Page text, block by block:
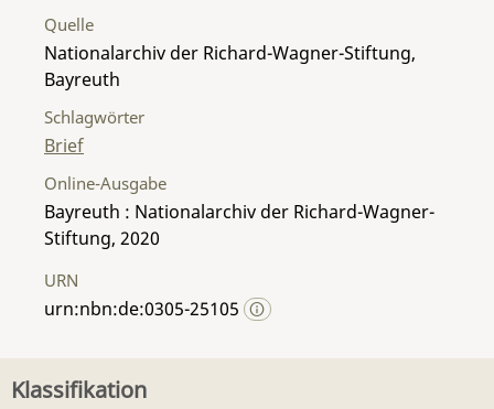
Quelle
Nationalarchiv der Richard-Wagner-Stiftung,
Bayreuth
Schlagwörter
Brief
Online-Ausgabe
Bayreuth : Nationalarchiv der Richard-Wagner-
Stiftung, 2020
URN
urn:nbn:de:0305-25105
Klassifikation